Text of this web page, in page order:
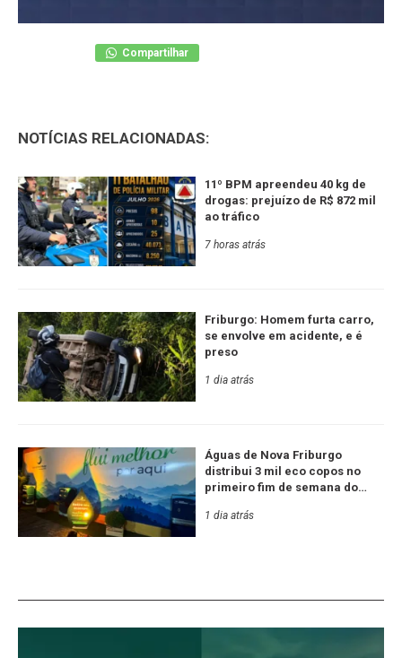
Compartilhar
NOTÍCIAS RELACIONADAS:
11º BPM apreendeu 40 kg de
drogas: prejuízo de R$ 872 mil
ao tráfico
7 horas atrás
Friburgo: Homem furta carro,
se envolve em acidente, e é
preso
1 dia atrás
Águas de Nova Friburgo
distribui 3 mil eco copos no
primeiro fim de semana do
1 dia atrás